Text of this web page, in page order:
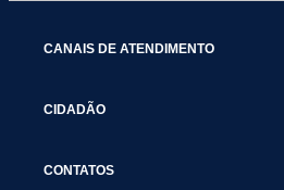
CANAIS DE ATENDIMENTO
CIDADÃO
CONTATOS